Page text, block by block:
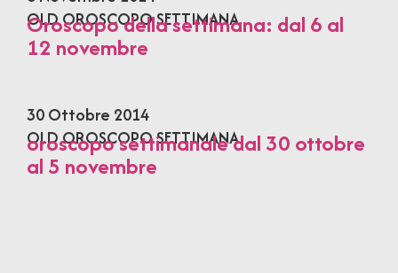
OLD OROSCOPO SETTIMANA
Oroscopo della settimana: dal 6 al
12 novembre
30 Ottobre 2014
OLD OROSCOPO SETTIMANA
oroscopo settimanale dal 30 ottobre
al 5 novembre